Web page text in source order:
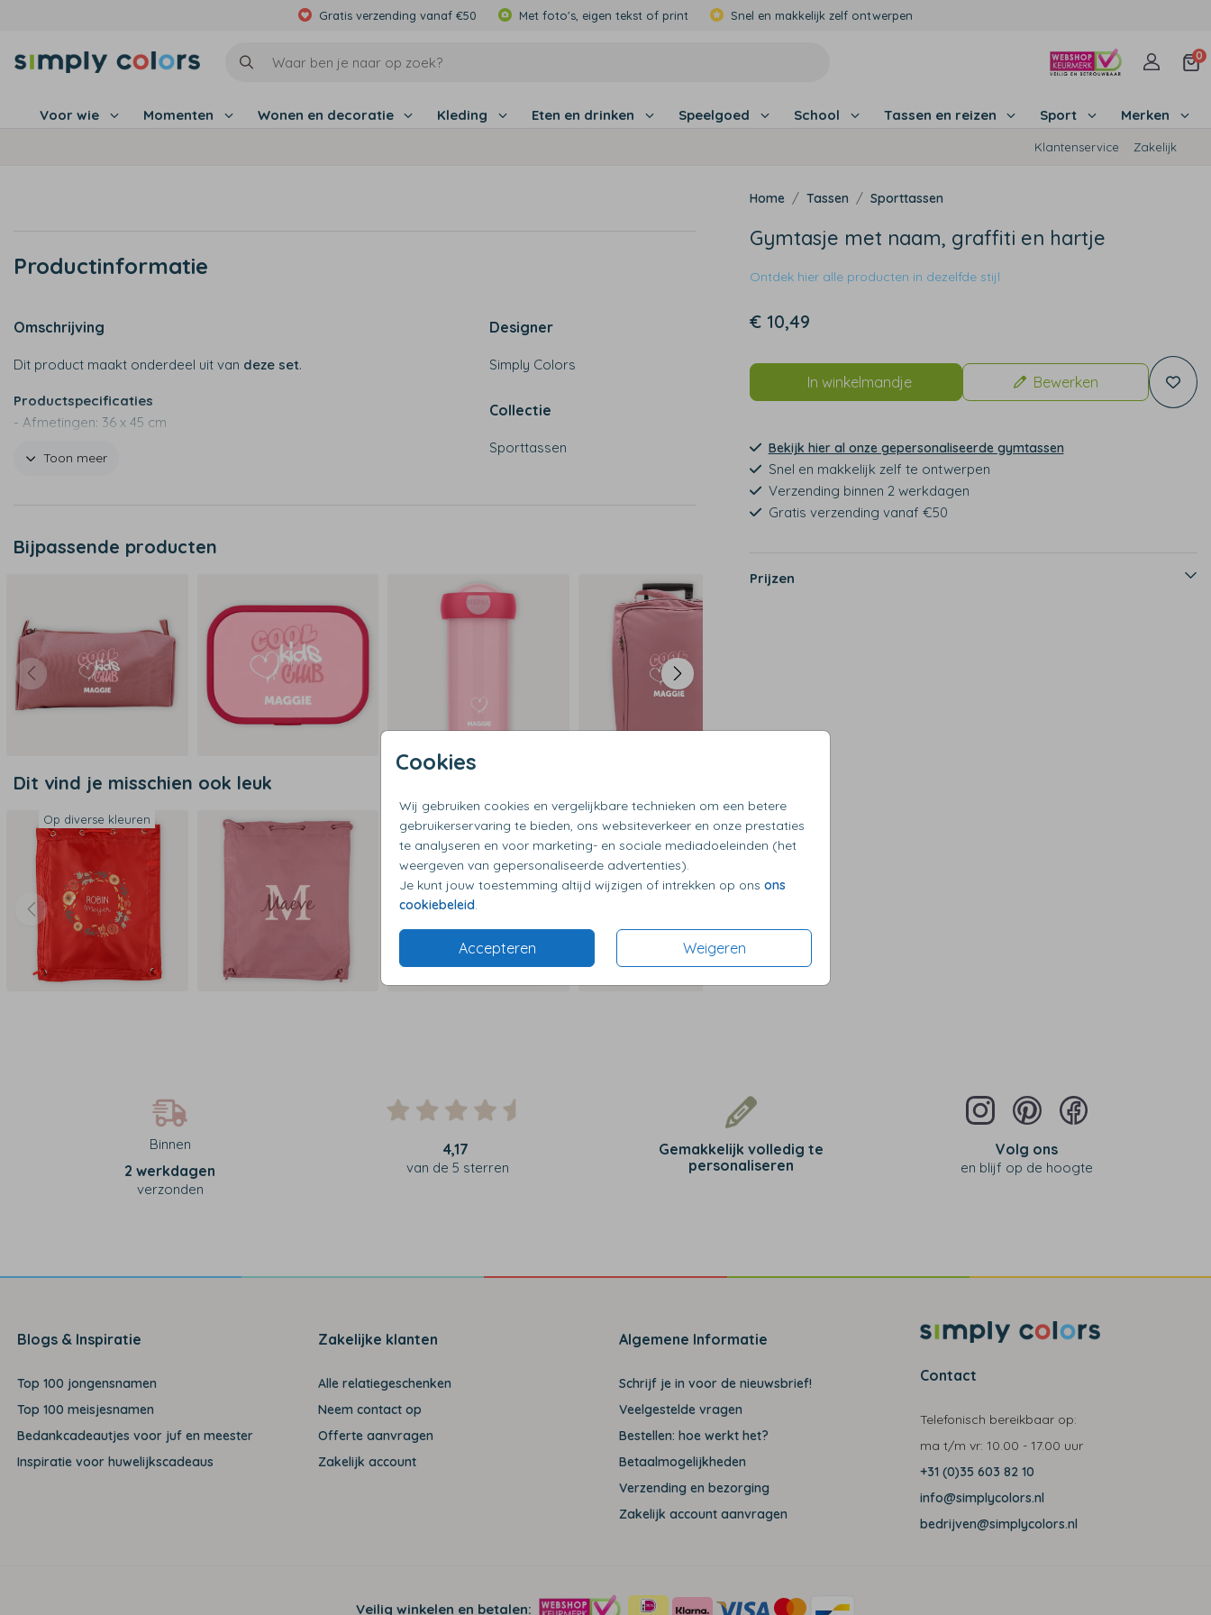
Gratis verzending vanaf €50 Met foto's, eigen tekst of print Snel en makkelijk zelf ontwerpen
0
Voor wie Momenten Wonen en decoratie Kleding Eten en drinken Speelgoed School Tassen en reizen Sport Merken
Klantenservice Zakelijk
Cookies
Wij gebruiken cookies en vergelijkbare technieken om een betere
gebruikerservaring te bieden, ons websiteverkeer en onze prestaties
te analyseren en voor marketing- en sociale mediadoeleinden (het
weergeven van gepersonaliseerde advertenties).
Je kunt jouw toestemming altijd wijzigen of intrekken op ons ons
cookiebeleid
Accepteren Weigeren
Productinformatie
Omschrijving
Dit product maakt onderdeel uit van deze set.
Productspecificaties
- Afmetingen: 36 x 45 cm
- Waterafstotend
Toon meer
Designer
Simply Colors
Collectie
Sporttassen
Bijpassende producten
Dit vind je misschien ook leuk
Op diverse kleuren
Tassen Sporttassen
Gymtasje met naam, graffiti en hartje
Ontdek hier alle producten in dezelfde stijl
€ 10,49
In winkelmandje Bewerken
Bekijk hier al onze gepersonaliseerde gymtassen
Snel en makkelijk zelf te ontwerpen
Verzending binnen 2 werkdagen
Gratis verzending vanaf €50
Prijzen
Binnen
2 werkdagen
verzonden
4,17
van de 5 sterren
Gemakkelijk volledig te
personaliseren
Volg ons
en blijf op de hoogte
Blogs & Inspiratie
Top 100 jongensnamen
Top 100 meisjesnamen
Bedankcadeautjes voor juf en meester
Inspiratie voor huwelijkscadeaus
Zakelijke klanten
Alle relatiegeschenken
Neem contact op
Offerte aanvragen
Zakelijk account
Algemene Informatie
Schrijf je in voor de nieuwsbrief!
Veelgestelde vragen
Bestellen: hoe werkt het?
Betaalmogelijkheden
Verzending en bezorging
Zakelijk account aanvragen
Contact
Telefonisch bereikbaar op:
ma t/m vr: 10.00 - 17.00 uur
+31 (0)35 603 82 10
info@simplycolors.nl
bedrijven@simplycolors.nl
Veilig winkelen en betalen: